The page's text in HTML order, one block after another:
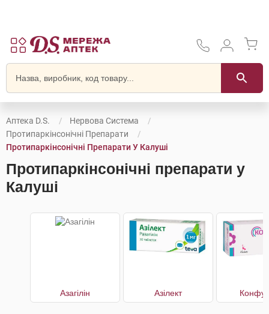
Аптека D.S.
Нервова Система
Протипаркінсонічні Препарати
Протипаркінсонічні Препарати У Калуші
Протипаркінсонічні препарати у
Калуші
Азагілін Азілект